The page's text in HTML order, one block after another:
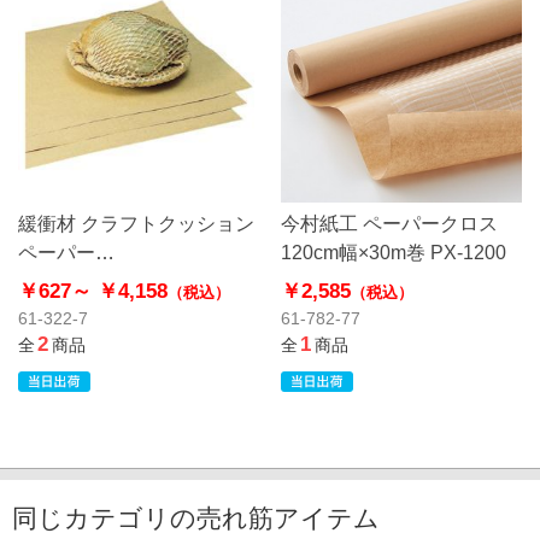
緩衝材 クラフトクッション
ペーパー
25×30cm【HEIKO】
￥627～ ￥4,158 （税込）
61-322-7
全2商品
今村紙工 ペーパークロス
120cm幅×30m巻 PX-1200
￥2,585（税込）
61-782-77
全1商品
同じカテゴリの売れ筋アイテム